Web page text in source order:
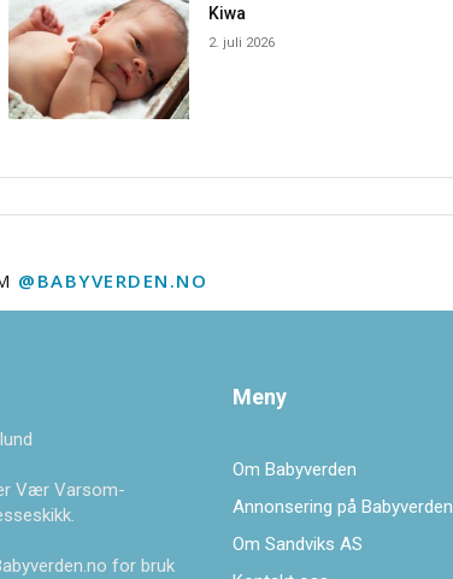
Kiwa
2. juli 2026
@BABYVERDEN.NO
Vær Varsom-
for bruk
Meny
Om Babyverden
Annonsering på Babyverden
Om Sandviks AS